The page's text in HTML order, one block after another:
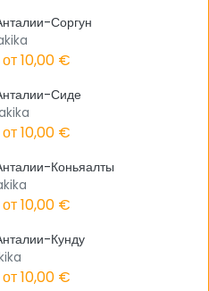
и пещера Йалан Дуня.
выделяются в богатой
суп Келле – Пача и Арабашы,
тыквы, пияз с фасолью,
десерт.
Анталии с
из/в Аэропорт Антальии,
адрес безупречного
Tourwix. Чтобы лучше
щелкнуть ссылку «Трансфер
Соргун
10,00 €
Сиде
10,00 €
Коньяалты
10,00 €
Кунду
10,00 €